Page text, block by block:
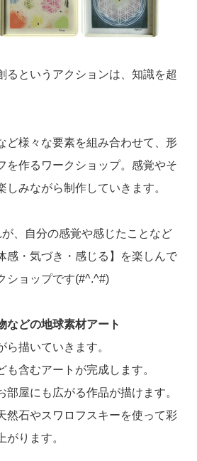
というアクションは、知識を超
ど様々な要素を組み合わせて、形
を作るワークショップ。感覚やそ
しみながら制作していきます。
、自分の感覚や感じたことなど
感・気づき・感じる】を楽しんで
ショップです(#^.^#)
などの地球素材アート
描いていきます。
も含むアートが完成します。
部屋にも広がる作品が描けます。
然石やスワロフスキーを使って彩
がります。